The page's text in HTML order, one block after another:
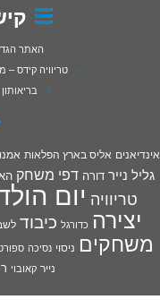
האתר
טריוויה קידס –
אינדיאנים אליס בארץ הפלאות
גליל נייר דורה דפי משחק
טריוויה יום
יצירה כדורגל כיבוד
משחקים ניסוי נסיכה
נייר קאובוי